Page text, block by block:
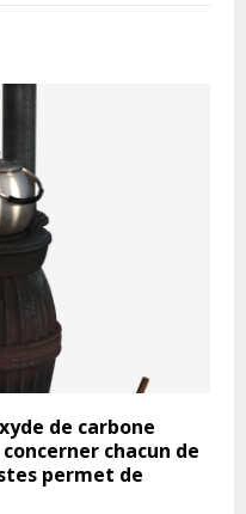
de carbone
chacun de
permet de